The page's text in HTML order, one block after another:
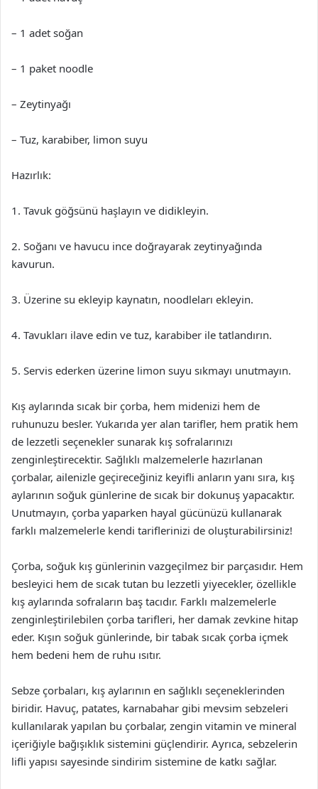
– 1 adet soğan
– 1 paket noodle
– Zeytinyağı
– Tuz, karabiber, limon suyu
Hazırlık:
1. Tavuk göğsünü haşlayın ve didikleyin.
2. Soğanı ve havucu ince doğrayarak zeytinyağında
kavurun.
3. Üzerine su ekleyip kaynatın, noodleları ekleyin.
4. Tavukları ilave edin ve tuz, karabiber ile tatlandırın.
5. Servis ederken üzerine limon suyu sıkmayı unutmayın.
Kış aylarında sıcak bir çorba, hem midenizi hem de
ruhunuzu besler. Yukarıda yer alan tarifler, hem pratik hem
de lezzetli seçenekler sunarak kış sofralarınızı
zenginleştirecektir. Sağlıklı malzemelerle hazırlanan
çorbalar, ailenizle geçireceğiniz keyifli anların yanı sıra, kış
aylarının soğuk günlerine de sıcak bir dokunuş yapacaktır.
Unutmayın, çorba yaparken hayal gücünüzü kullanarak
farklı malzemelerle kendi tariflerinizi de oluşturabilirsiniz!
Çorba, soğuk kış günlerinin vazgeçilmez bir parçasıdır. Hem
besleyici hem de sıcak tutan bu lezzetli yiyecekler, özellikle
kış aylarında sofraların baş tacıdır. Farklı malzemelerle
zenginleştirilebilen çorba tarifleri, her damak zevkine hitap
eder. Kışın soğuk günlerinde, bir tabak sıcak çorba içmek
hem bedeni hem de ruhu ısıtır.
Sebze çorbaları, kış aylarının en sağlıklı seçeneklerinden
biridir. Havuç, patates, karnabahar gibi mevsim sebzeleri
kullanılarak yapılan bu çorbalar, zengin vitamin ve mineral
içeriğiyle bağışıklık sistemini güçlendirir. Ayrıca, sebzelerin
lifli yapısı sayesinde sindirim sistemine de katkı sağlar.